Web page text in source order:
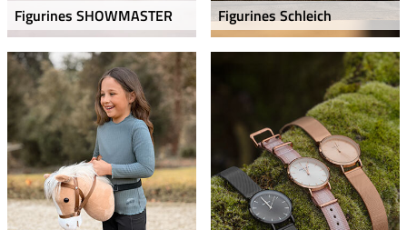
Figurines SHOWMASTER Figurines Schleich